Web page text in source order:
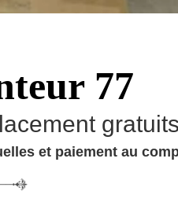
77
gratuits
et paiement au